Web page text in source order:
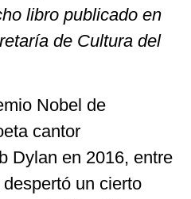
libro publicado en
de Cultura del
Nobel de
cantor
Dylan en 2016, entre
un cierto